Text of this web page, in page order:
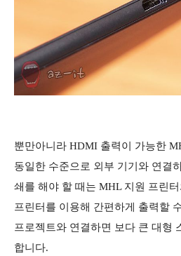
뿐만아니라 HDMI 출력이 가능한
동일한 수준으로 외부 기기와 연결
쇄를 해야 할 때는 MHL 지원 프린
프린터를 이용해 간편하게 출력할
프로젝트와 연결하면 보다 큰 대형
합니다.